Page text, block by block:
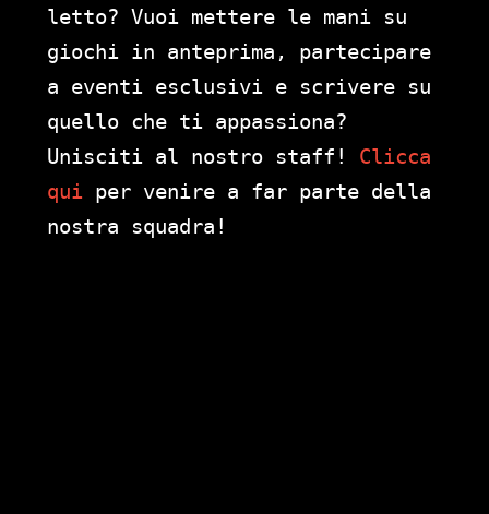
letto? Vuoi mettere le mani su
giochi in anteprima, partecipare
a eventi esclusivi e scrivere su
quello che ti appassiona?
Unisciti al nostro staff! Clicca
qui per venire a far parte della
nostra squadra!